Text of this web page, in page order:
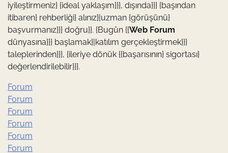
iyileştirmeniz} {ideal yaklaşım}}}, dışında}}} {başından
itibaren} rehberliği} alınız}|uzman {görüşünü}
başvurmanız}}} doğru}}. {Bugün {{Web Forum
dünyasına}}} başlamak}|katılım gerçekleştirmek}}}
taleplerinden}}}, {ileriye dönük {{başarısının} sigortası}
değerlendirilebilir}}}.
Forum
Forum
Forum
Forum
Forum
Forum